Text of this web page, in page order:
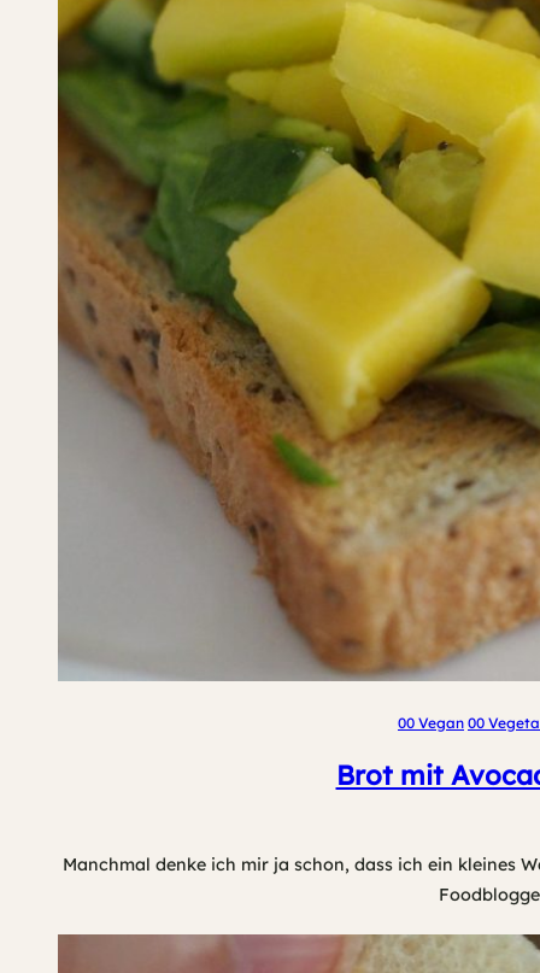
00 Vegan 00
Brot mit
Manchmal denke ich mir ja schon, dass ich ein kleines